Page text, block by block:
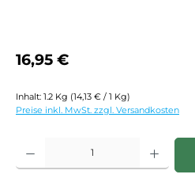
Regulärer Preis:
16,95 €
Inhalt: 1.2 Kg (14,13 € / 1 Kg)
Preise inkl. MwSt. zzgl. Versandkosten
Produkt Anzahl: Gib den